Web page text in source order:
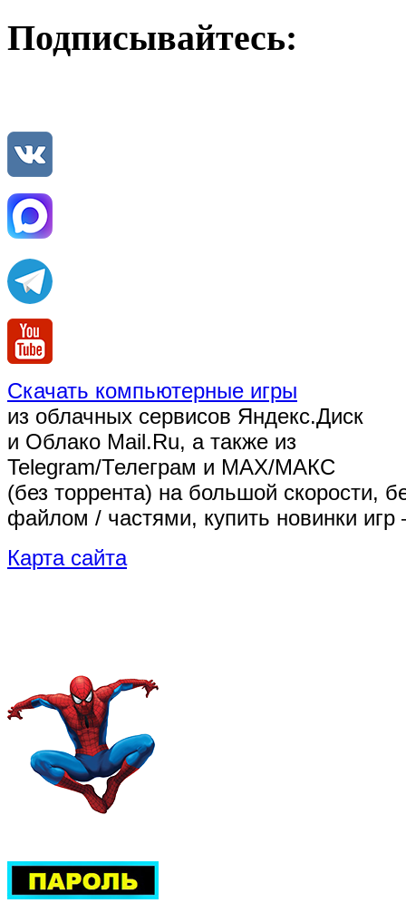
Подписывайтесь:
Скачать компьютерные игры
из облачных сервисов Яндекс.Диск
и Облако Mail.Ru, а также из
Telegram/Телеграм и MAX/МАКС
(без торрента) на большой скорости,
файлом / частями, купить новинки
Карта сайта